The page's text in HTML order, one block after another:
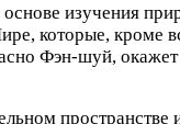
изучения
которые, кроме
Фэн-шуй,